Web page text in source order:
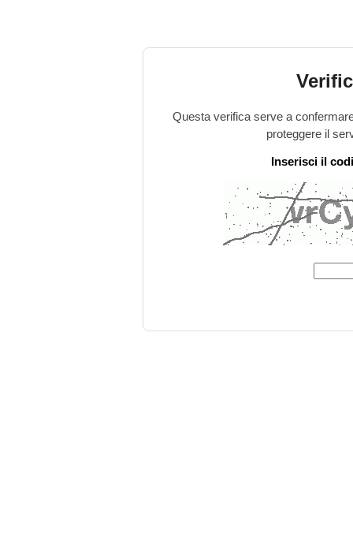
Questa verifica serve a
proteggere il
Inserisci il